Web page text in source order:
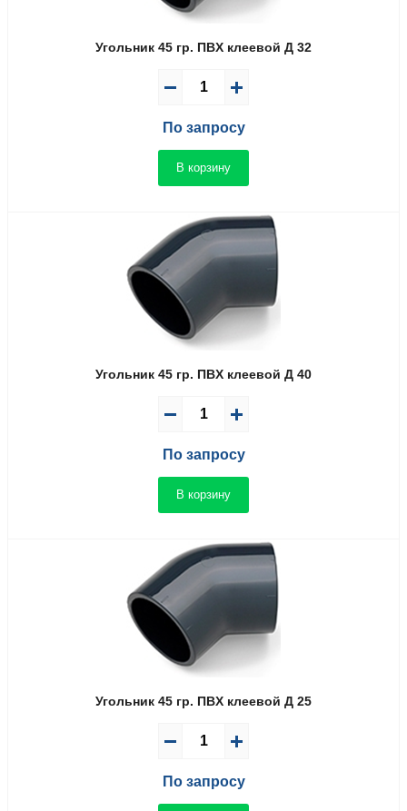
Угольник 45 гр. ПВX клеевой Д 32
По запросу
В корзину
Угольник 45 гр. ПВX клеевой Д 40
По запросу
В корзину
Угольник 45 гр. ПВX клеевой Д 25
По запросу